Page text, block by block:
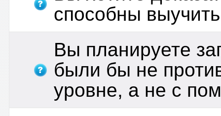
способны
Вы планируете
были бы не
уровне, а не с